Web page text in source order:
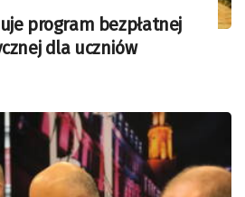
program bezpłatnej
dla uczniów